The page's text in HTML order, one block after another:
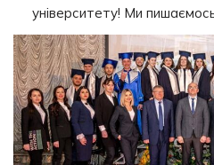
університету! Ми